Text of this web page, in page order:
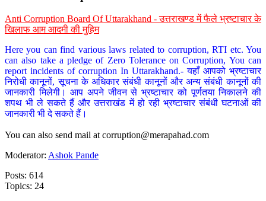
Anti Corruption Board Of Uttarakhand - उत्तराखण्ड में फैले भ्रष्टाचार के
खिलाफ आम आदमी की मुहिम
Here you can find various laws related to corruption, RTI etc. You
can also take a pledge of Zero Tolerance on Corruption, You can
report incidents of corruption In Uttarakhand.- यहाँ आपको भ्रष्टाचार
निरोधी कानूनों, सूचना के अधिकार संबंधी कानूनों और अन्य संबंधी कानूनों की
जानकारी मिलेगी। आप अपने जीवन से भ्रष्टाचार को पूर्णतया निकालने की
शपथ भी ले सकते हैं और उत्तराखंड में हो रही भ्रष्टाचार संबंधी घटनाओं की
जानकारी भी दे सकते हैं।
You can also send mail at corruption@merapahad.com
Moderator: Ashok Pande
Posts: 614
Topics: 24